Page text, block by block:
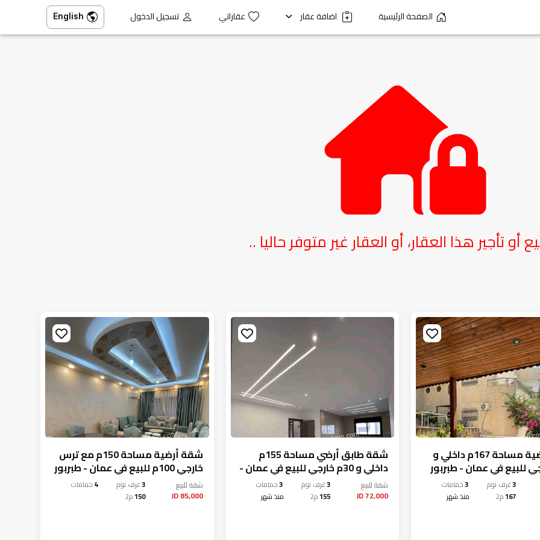
الصفحة الرئيسية اضافة عقار عقاراتي تسجيل الدخول English
أو تأجير هذا العقار، أو العقار غير متوفر حاليا ..
شقة ارضية مساحة 167م داخلي و
3غرف نوم 3حمامات
167م2 منذ شهر
شقة طابق أرضي مساحة 155م
داخلي و 30م خارجي للبيع في عمان -
طبربور
شقةللبيع
72,000 JD
3غرف نوم 3حمامات
155م2 منذ شهر
شقة أرضية مساحة 150م مع ترس
خارجي 100م للبيع في عمان - طبربور
شقةللبيع
85,000 JD
3غرف نوم 4حمامات
150م2